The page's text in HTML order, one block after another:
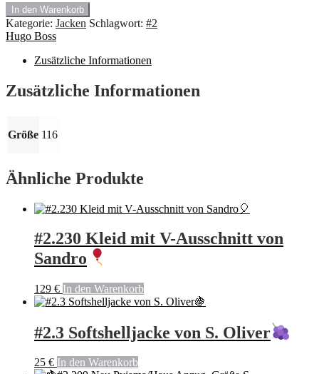
#2.7
Wind
Jacke
von
Hugo
Größe:110-
116
In den Warenkorb
Kategorie: Jacken Schlagwort: #2
Hugo Boss
Zusätzliche Informationen
Zusätzliche Informationen
Größe 116
Ähnliche Produkte
#2.230 Kleid mit V-Ausschnitt von
Sandro
129 € In den Warenkorb
#2.3 Softshelljacke von S. Oliver
25 € In den Warenkorb